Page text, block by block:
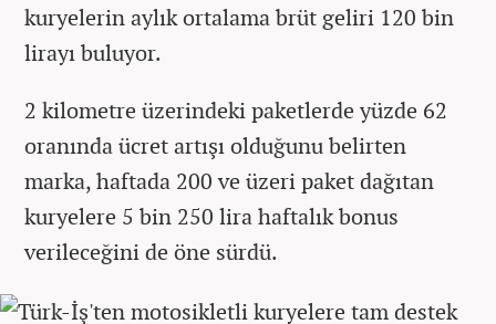
kuryelerin aylık ortalama brüt geliri 120 bin
lirayı buluyor.
2 kilometre üzerindeki paketlerde yüzde 62
oranında ücret artışı olduğunu belirten
marka, haftada 200 ve üzeri paket dağıtan
kuryelere 5 bin 250 lira haftalık bonus
verileceğini de öne sürdü.